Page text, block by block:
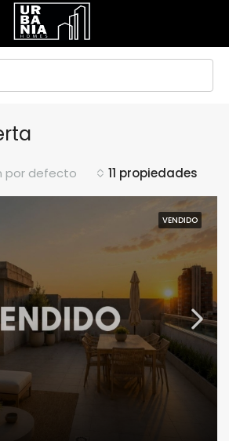
11 propiedades
por defecto
VENDIDO